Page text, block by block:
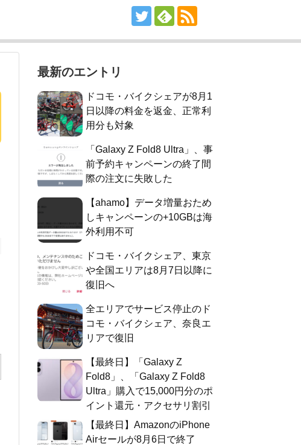
最新のエントリ
ドコモ・バイクシェアが8月1
日以降の料金を返金、正常利
用分も対象
「Galaxy Z Fold8 Ultra」、事
前予約キャンペーンの終了間
際の注文に失敗した
【ahamo】データ増量おため
しキャンペーンの+10GBは海
外利用不可
ドコモ・バイクシェア、東京
や全国エリアは8月7日以降に
復旧へ
全エリアでサービス停止のド
コモ・バイクシェア、奈良エ
リアで復旧
【最終日】「Galaxy Z
Fold8」、「Galaxy Z Fold8
Ultra」購入で15,000円分のポ
イント還元・アクセサリ割引
【最終日】AmazonのiPhone
Airセールが8月6日で終了